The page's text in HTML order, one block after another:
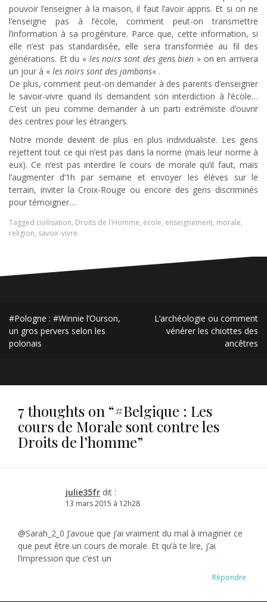
pouvoir l’enseigner à la maison, il faut l’avoir appris. Et si on ne
l’enseigne pas à l’école, comment peut-on transmettre
l’information à sa progéniture. Parce que, cette information, si
elle n’est pas standardisée, elle sera transformée au fil des
générations. Et du « les noirs sont des gens bien » on en arrivera
un jour à « les noirs sont des jambons« .
De plus, comment peut-on demander à des parents d’enseigner
le savoir-vivre quand ils demandent son interdiction à l’école…
C’est un peu comme demander à un parti extrémiste d’ouvrir
des centres pour les étrangers.
Notre monde devient de plus en plus individualiste. Les gens
rejettent tout ce qui n’est pas dans la norme (mais leur norme à
eux). Ce n’est pas interdire le cours de morale qu’il faut, mais
l’augmenter d’1h par semaine et envoyer les élèves sur le
terrain, inviter la Croix-Rouge ou encore des gens discriminés
pour témoigner…
Tagged civilisation, Droits de l'Homme, ecole, enseignement, morale,
religion, savoir-vivre
Navigation
de
l’article
#Pologne : #Winnie l’Ourson,
un gros pervers selon les
polonais
L’archéologie ou comment
vénérer les chiottes des
ancêtres
7 thoughts on “#Belgique : Les
cours de Morale sont contre les
Droits de l’homme”
julie35fr dit :
13 mars 2015 à 12h28
@Sarah_2_0 J’avoue que j’ai vraiment du mal à imaginer ce
que peut être un cours de morale. Et qu’à te lire, j’ai
l’impression que c’est un
Répondre